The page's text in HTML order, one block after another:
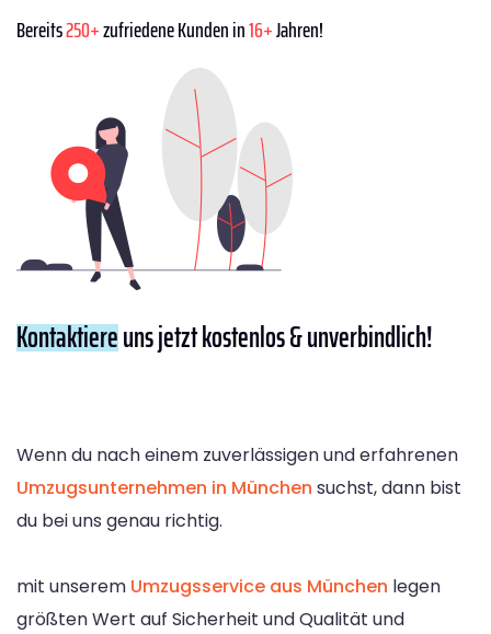
Bereits250+zufriedene Kunden in16+Jahren!
Kontaktiereuns jetzt kostenlos & unverbindlich!
Wenn du nach einem zuverlässigen und erfahrenen
Umzugsunternehmen in München suchst, dann bist
du bei uns genau richtig.
mit unserem Umzugsservice aus München legen
größten Wert auf Sicherheit und Qualität und